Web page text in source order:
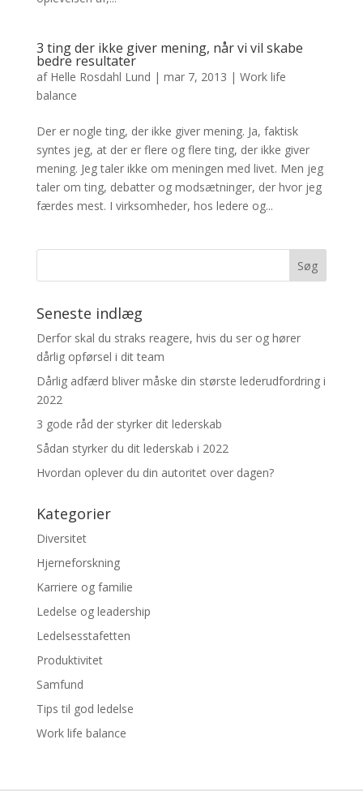
3 ting der ikke giver mening, når vi vil skabe
bedre resultater
af Helle Rosdahl Lund | mar 7, 2013 | Work life
balance
Der er nogle ting, der ikke giver mening. Ja, faktisk
syntes jeg, at der er flere og flere ting, der ikke giver
mening. Jeg taler ikke om meningen med livet. Men jeg
taler om ting, debatter og modsætninger, der hvor jeg
færdes mest. I virksomheder, hos ledere og...
Seneste indlæg
Derfor skal du straks reagere, hvis du ser og hører
dårlig opførsel i dit team
Dårlig adfærd bliver måske din største lederudfordring i
2022
3 gode råd der styrker dit lederskab
Sådan styrker du dit lederskab i 2022
Hvordan oplever du din autoritet over dagen?
Kategorier
Diversitet
Hjerneforskning
Karriere og familie
Ledelse og leadership
Ledelsesstafetten
Produktivitet
Samfund
Tips til god ledelse
Work life balance